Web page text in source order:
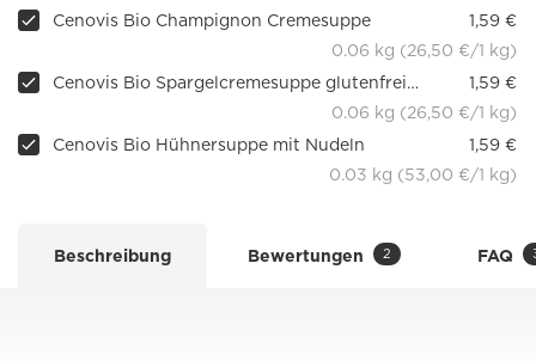
Cenovis Bio Champignon Cremesuppe
1,59 €
0.06 kg (26,50 €/1 kg)
Cenovis Bio Spargelcremesuppe glutenfrei, 60 g
1,59 €
0.06 kg (26,50 €/1 kg)
Cenovis Bio Hühnersuppe mit Nudeln
1,59 €
0.03 kg (53,00 €/1 kg)
Beschreibung Bewertungen 2 FAQ